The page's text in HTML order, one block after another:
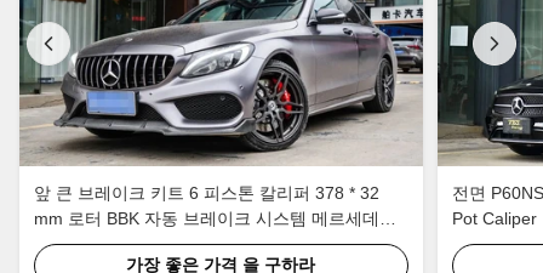
앞 큰 브레이크 키트 6 피스톤 칼리퍼 378 * 32
mm 로터 BBK 자동 브레이크 시스템 메르세데스
벤츠 C200 19 인치 자동차 반지
가장 좋은 가격 을 구하라
전면
Pot Caliper